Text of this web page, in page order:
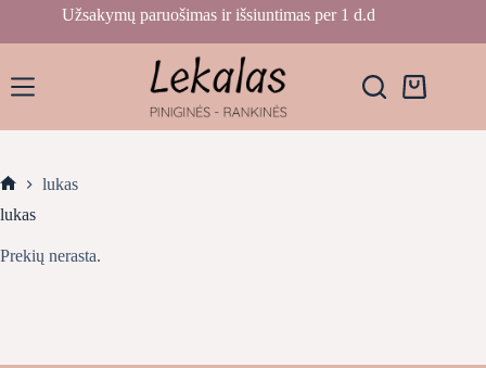
content
Užsakymų paruošimas ir išsiuntimas per 1 d.d
Krepšelis
lukas
lukas
Prekių nerasta.